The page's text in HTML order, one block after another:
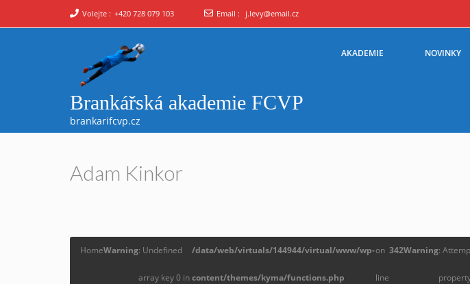
Volejte : +420 728 079 103 Email : j.levy@email.cz
Brankářská akademie FCVP
brankarifcvp.cz
AKADEMIE NOVINKY
Adam Kinkor
HomeWarning: Undefined
array key 0 in
/data/web/virtuals/144944/virtual/www/wp-
content/themes/kyma/functions.php
on
line
342Warning: